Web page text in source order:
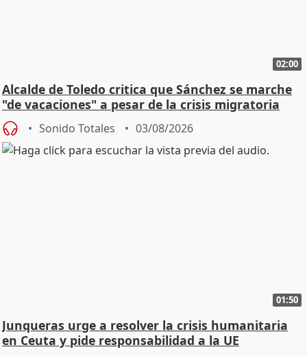
02:00
Alcalde de Toledo critica que Sánchez se marche
"de vacaciones" a pesar de la crisis migratoria
Sonido Totales 03/08/2026
01:50
Junqueras urge a resolver la crisis humanitaria
en Ceuta y pide responsabilidad a la UE